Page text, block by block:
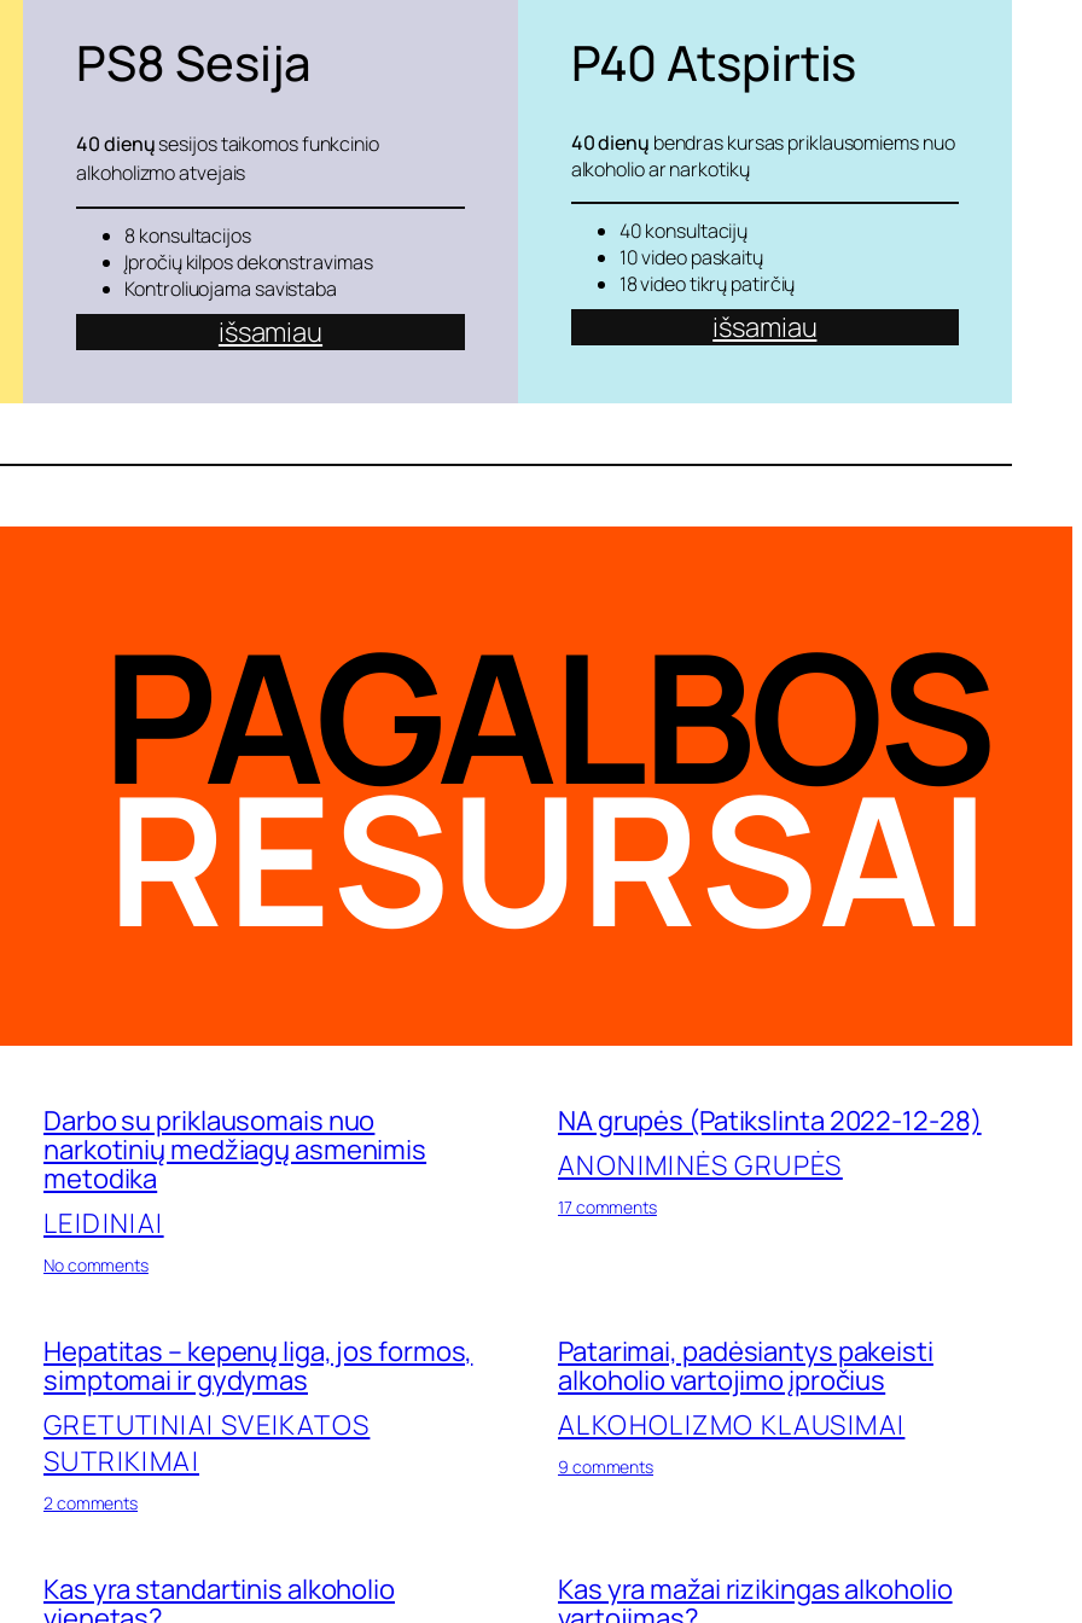
PS8 Sesija
40 dienųsesijos taikomos funkcinio
alkoholizmo atvejais
8 konsultacijos
Įpročių kilpos dekonstravimas
Kontroliuojama savistaba
išsamiau
P40 Atspirtis
40 dienų bendras kursas priklausomiems nuo
alkoholio ar narkotikų
40 konsultacijų
10 video paskaitų
18 video tikrų patirčių
išsamiau
PAGALBOS
RESURSAI
Darbo su priklausomais nuo
narkotinių medžiagų asmenimis
metodika
LEIDINIAI
No commentson
nuo
narkotinių
medžiagų
asmenimis
metodika
NA grupės (Patikslinta 2022-12-28)
ANONIMINĖS GRUPĖS
17 commentson
28)
Hepatitas – kepenų liga, jos formos,
simptomai ir gydymas
GRETUTINIAI SVEIKATOS
SUTRIKIMAI
2 commentson
liga,
jos
Patarimai, padėsiantys pakeisti
alkoholio vartojimo įpročius
ALKOHOLIZMO KLAUSIMAI
9 commentson
vartojimo
įpročius
Kas yra standartinis alkoholio
Kas yra mažai rizikingas alkoholio